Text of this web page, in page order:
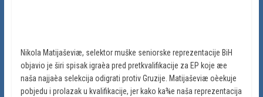
Nikola Matijaševiæ, selektor muške seniorske reprezentacije BiH
objavio je širi spisak igraèa pred pretkvalifikacije za EP koje æe
naša najjaèa selekcija odigrati protiv Gruzije. Matijaševiæ oèekuje
pobjedu i prolazak u kvalifikacije, jer kako ka¾e naša reprezentacija